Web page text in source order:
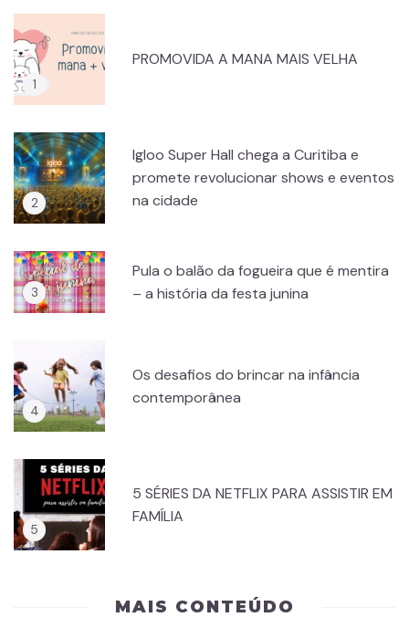
PROMOVIDA A MANA MAIS VELHA
Igloo Super Hall chega a Curitiba e
promete revolucionar shows e eventos
na cidade
Pula o balão da fogueira que é mentira
– a história da festa junina
Os desafios do brincar na infância
contemporânea
5 SÉRIES DA NETFLIX PARA ASSISTIR EM
FAMÍLIA
MAIS CONTEÚDO